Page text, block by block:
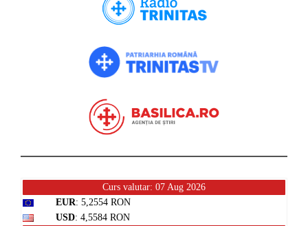
Curs valutar: 07 Aug 2026
EUR: 5,2554 RON
USD: 4,5584 RON